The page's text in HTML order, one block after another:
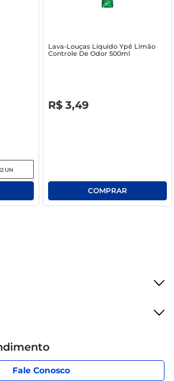
UN
Lava-Louças Líquido Ypê Limão
Controle De Odor 500ml
R$ 3,49
Fale Conosco